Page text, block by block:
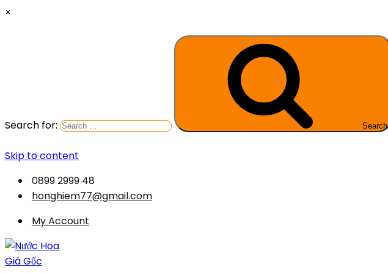
×
Search for: Search
Skip to content
0899 2999 48
honghiem77@gmail.com
My Account